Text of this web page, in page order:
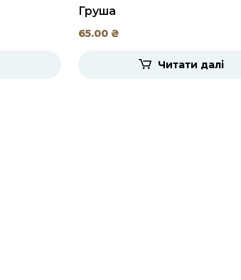
Груша
65.00 ₴
Читати далі